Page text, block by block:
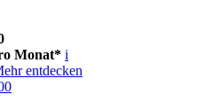
Monat* i
entdecken